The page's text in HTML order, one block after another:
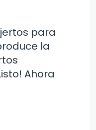
para
la
Ahora